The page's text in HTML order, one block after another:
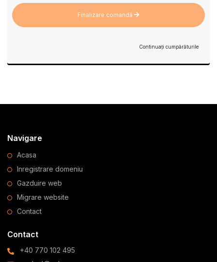
Finalizare comandă
Continuați cumpărăturile
Navigare
Acasa
Inregistrare domeniu
Gazduire web
Migrare website
Contact
Contact
+40 770 102 495